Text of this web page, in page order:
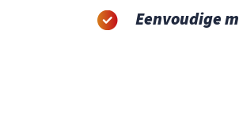
Eenvoudige